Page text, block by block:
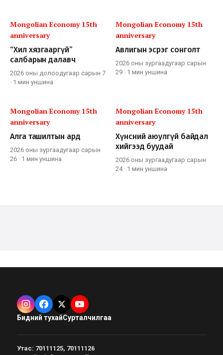
Mongolian Economy 15th
anniversary
“Хил хязгааргүй”
салбарын далавч
2026 оны долоодугаар сарын 7
· 1 мин уншина
Mongolian Economy 15th
anniversary
Авлигын эсрэг сонголт
2026 оны зургаадугаар сарын
29 · 1 мин уншина
Mongolian Economy 15th
anniversary
Алга ташилтын ард
2026 оны зургаадугаар сарын
26 · 1 мин уншина
Mongolian Economy 15th
anniversary
Хүнсний аюулгүй байдал
хийгээд буудай
2026 оны зургаадугаар сарын
24· 1 мин уншина
Бидний тухайСурталчилгаа
Утас: 70111125, 70111126